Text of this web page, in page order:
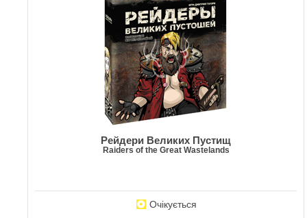
Рейдери Великих Пустищ
Raiders of the Great Wastelands
Очікується